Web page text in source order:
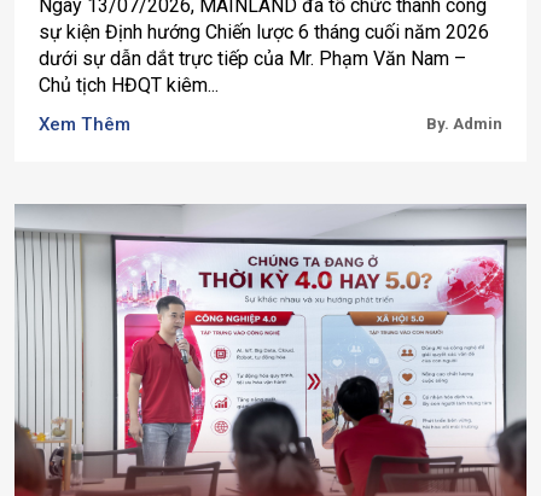
Ngày 13/07/2026, MAINLAND đã tổ chức thành công
sự kiện Định hướng Chiến lược 6 tháng cuối năm 2026
dưới sự dẫn dắt trực tiếp của Mr. Phạm Văn Nam –
Chủ tịch HĐQT kiêm...
Xem Thêm By. Admin